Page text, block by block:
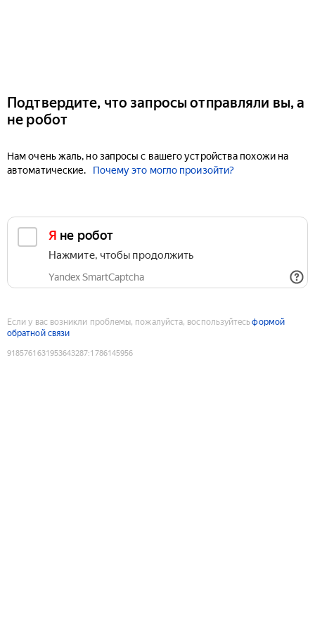
Подтвердите, что запросы отправляли вы, а
не робот
Нам очень жаль, но запросы с вашего устройства похожи на
автоматические.
Почему это могло произойти?
Я не робот
Нажмите, чтобы продолжить
Yandex SmartCaptcha
Если у вас возникли проблемы, пожалуйста, воспользуйтесьформой
обратной связи
9185761631953643287:1786145956